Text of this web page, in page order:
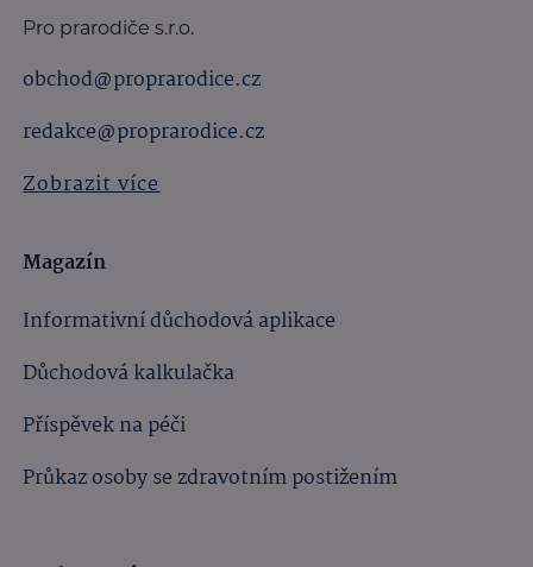
Pro prarodiče s.r.o.
obchod@proprarodice.cz
redakce@proprarodice.cz
Zobrazit více
Magazín
Informativní důchodová aplikace
Důchodová kalkulačka
Příspěvek na péči
Průkaz osoby se zdravotním postižením